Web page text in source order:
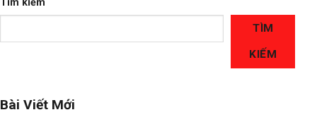
Tìm kiếm
TÌM
KIẾM
Bài Viết Mới